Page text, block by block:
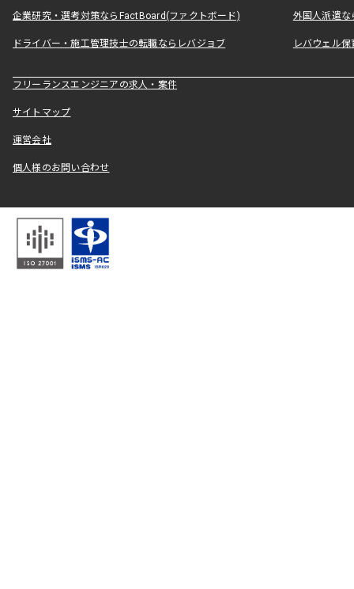
企業研究・選考対策ならFactBoard(ファクトボード) 外国人派遣な
ドライバー・施工管理技士の転職ならレバジョブ レバウェル
フリーランスエンジニアの求人・案件
サイトマップ
運営会社
個人様のお問い合わせ